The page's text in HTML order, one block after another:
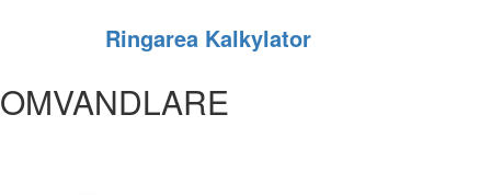
Ringarea Kalkylator
OMVANDLARE